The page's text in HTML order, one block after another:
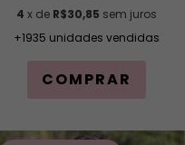
4 x de R$30,85 sem juros
+1935 unidades vendidas
COMPRAR